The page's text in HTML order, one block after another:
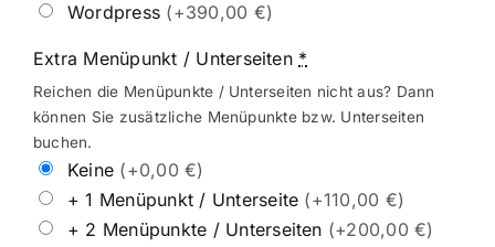
Wordpress (+390,00 €)
Extra Menüpunkt / Unterseiten *
Reichen die Menüpunkte / Unterseiten nicht aus? Dann
können Sie zusätzliche Menüpunkte bzw. Unterseiten
buchen.
Keine (+0,00 €)
+ 1 Menüpunkt / Unterseite (+110,00 €)
+ 2 Menüpunkte / Unterseiten (+200,00 €)